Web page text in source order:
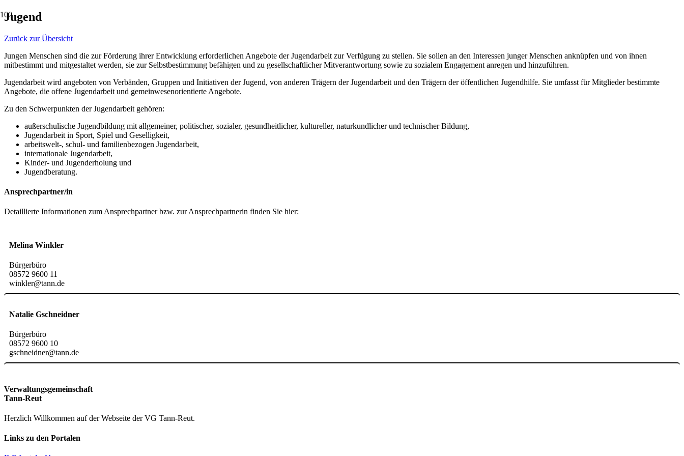
Jugend
Zurück zur Übersicht
Jungen Menschen sind die zur Förderung ihrer Entwicklung erforderlichen Angebote der Jugendarbeit zur Verfügung zu stellen. Sie sollen an den Interessen junger Menschen anknüpfen und von ihnen
mitbestimmt und mitgestaltet werden, sie zur Selbstbestimmung befähigen und zu gesellschaftlicher Mitverantwortung sowie zu sozialem Engagement anregen und hinzuführen.
Jugendarbeit wird angeboten von Verbänden, Gruppen und Initiativen der Jugend, von anderen Trägern der Jugendarbeit und den Trägern der öffentlichen Jugendhilfe. Sie umfasst für Mitglieder bestimmte
Angebote, die offene Jugendarbeit und gemeinwesenorientierte Angebote.
Zu den Schwerpunkten der Jugendarbeit gehören:
außerschulische Jugendbildung mit allgemeiner, politischer, sozialer, gesundheitlicher, kultureller, naturkundlicher und technischer Bildung,
Jugendarbeit in Sport, Spiel und Geselligkeit,
arbeitswelt-, schul- und familienbezogen Jugendarbeit,
internationale Jugendarbeit,
Kinder- und Jugenderholung und
Jugendberatung.
Ansprechpartner/in
Detaillierte Informationen zum Ansprechpartner bzw. zur Ansprechpartnerin finden Sie hier:
Melina Winkler
Bürgerbüro
08572 9600 11
winkler@tann.de
Natalie Gschneidner
Bürgerbüro
08572 9600 10
gschneidner@tann.de
Verwaltungsgemeinschaft
Tann-Reut
Herzlich Willkommen auf der Webseite der VG Tann-Reut.
Links zu den Portalen